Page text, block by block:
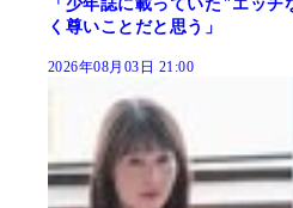
「少年誌に載っていた"エッ
く尊いことだと思う」
2026年08月03日 21:00